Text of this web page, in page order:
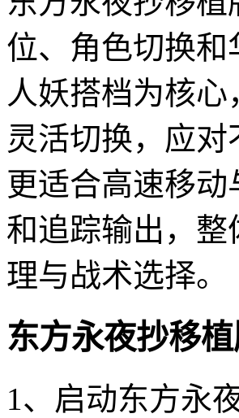
位、角色切换和
人妖搭档为核
灵活切换，应
更适合高速移动
和追踪输出，
理与战术选择。
东方永夜抄移
1、启动东方永